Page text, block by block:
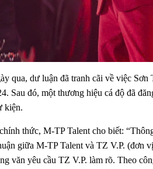
qua, dư luận đã tranh cãi về việc
Sau đó, một thương hiệu cá độ đã
kiện.
thức, M-TP Talent cho biết:
giữa M-TP Talent và TZ V.P. (đơn
văn yêu cầu TZ V.P. làm rõ. Theo